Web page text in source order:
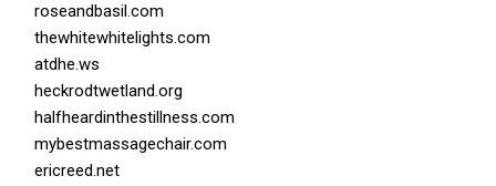
roseandbasil.com
thewhitewhitelights.com
atdhe.ws
heckrodtwetland.org
halfheardinthestillness.com
mybestmassagechair.com
ericreed.net